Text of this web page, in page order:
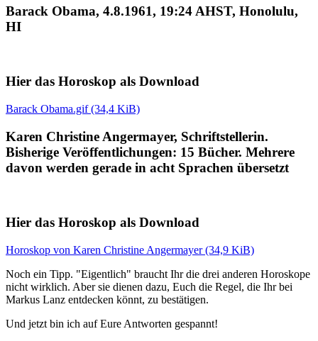
Barack Obama, 4.8.1961, 19:24 AHST, Honolulu,
HI
Hier das Horoskop als Download
Barack Obama.gif (34,4 KiB)
Karen Christine Angermayer, Schriftstellerin.
Bisherige Veröffentlichungen: 15 Bücher. Mehrere
davon werden gerade in acht Sprachen übersetzt
Hier das Horoskop als Download
Horoskop von Karen Christine Angermayer (34,9 KiB)
Noch ein Tipp. "Eigentlich" braucht Ihr die drei anderen Horoskope
nicht wirklich. Aber sie dienen dazu, Euch die Regel, die Ihr bei
Markus Lanz entdecken könnt, zu bestätigen.
Und jetzt bin ich auf Eure Antworten gespannt!